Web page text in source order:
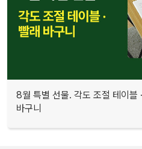
8월 특별 선물. 각도 조절 테이블
바구니